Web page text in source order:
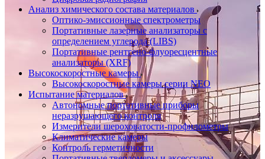
Анализ химического состава материалов
Оптико-эмиссионные спектрометры
Портативные лазерные анализаторы с
определением углерода (LIBS)
Портативные рентгено-флуоресцентные
анализаторы (XRF)
Высокоскоростные камеры
Высокоскоростные камеры серии NEO
Испытание материалов
Автономные портативные приборы
неразрушающего контроля
Измерители шероховатости-профилометры
Климатические камеры
Контроль герметичности